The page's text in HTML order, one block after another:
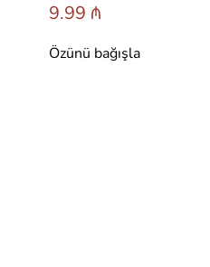
9.99 ₼
Özünü bağışla